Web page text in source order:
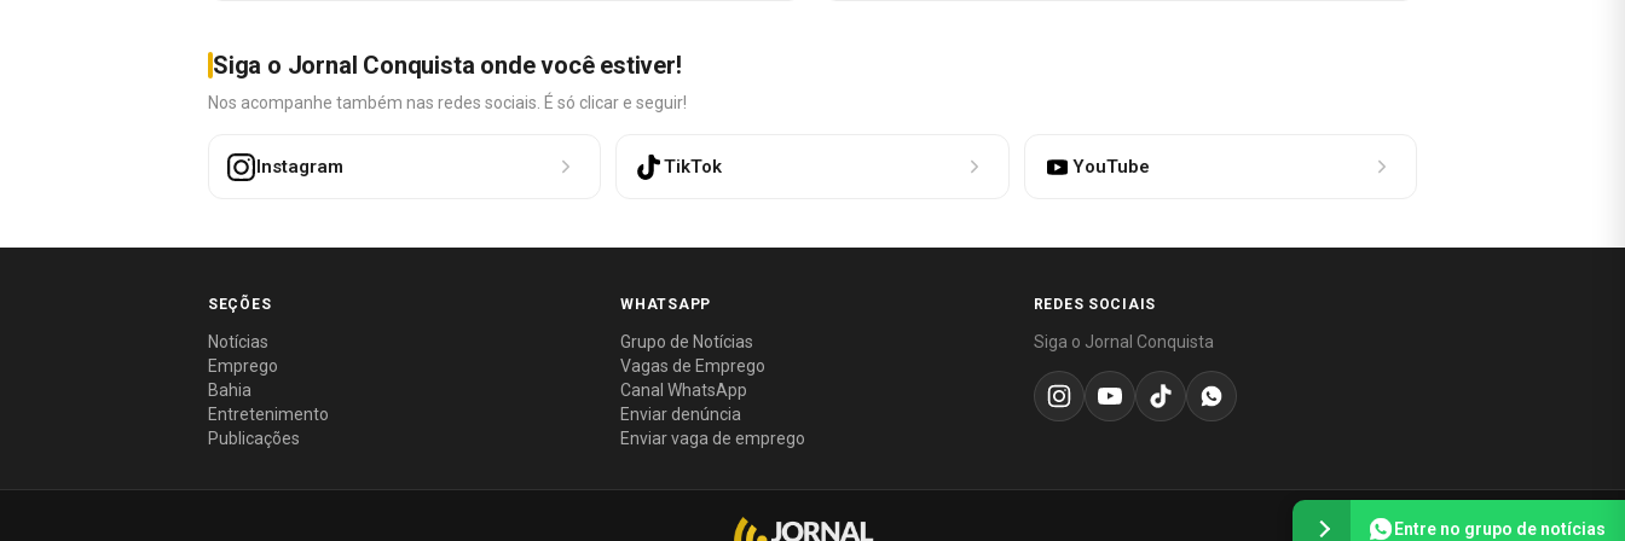
Siga o Jornal Conquista onde você estiver!
Nos acompanhe também nas redes sociais. É só clicar e seguir!
Instagram TikTok YouTube
SEÇÕES
Notícias
Emprego
Bahia
Entretenimento
Publicações
WHATSAPP
Grupo de Notícias
Vagas de Emprego
Canal WhatsApp
Enviar denúncia
Enviar vaga de emprego
REDES SOCIAIS
Siga o Jornal Conquista
Entre no grupo de notícias